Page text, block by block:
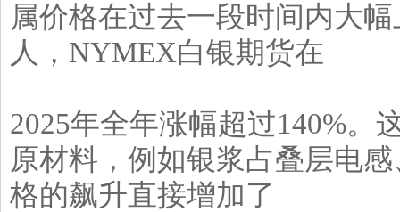
属价格在过去一段时间内大
人，NYMEX白银期货在
2025年全年涨幅超过140%。
原材料，例如银浆占叠层电
格的飙升直接增加了